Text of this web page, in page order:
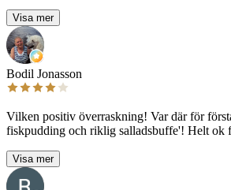
Visa mer
Bodil Jonasson
Vilken positiv överraskning! Var där för
fiskpudding och riklig salladsbuffe'! Helt ok
Visa mer